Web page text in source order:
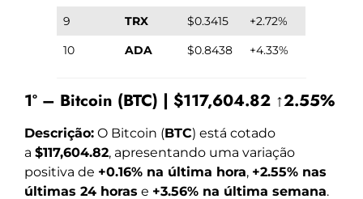
9
TRX $0.3415
+2.72%
10
ADA $0.8438 +4.33%
1º – Bitcoin (BTC) | $117,604.82 ↑2.55%
Descrição: O Bitcoin (BTC) está cotado
a $117,604.82, apresentando uma variação
positiva de +0.16% na última hora, +2.55% nas
últimas 24 horas e +3.56% na última semana.